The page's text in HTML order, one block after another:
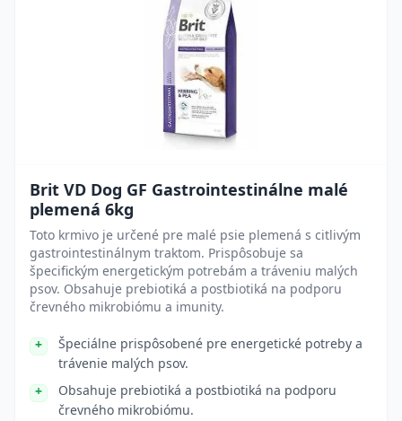
Brit VD Dog GF Gastrointestinálne malé
plemená 6kg
Toto krmivo je určené pre malé psie plemená s citlivým
gastrointestinálnym traktom. Prispôsobuje sa
špecifickým energetickým potrebám a tráveniu malých
psov. Obsahuje prebiotiká a postbiotiká na podporu
črevného mikrobiómu a imunity.
Špeciálne prispôsobené pre energetické potreby a
trávenie malých psov.
Obsahuje prebiotiká a postbiotiká na podporu
črevného mikrobiómu.